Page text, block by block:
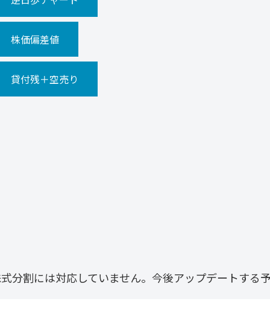
株価偏差値
貸付残＋空売り
分割には対応していません。今後アップデートする